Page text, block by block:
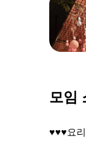
모임
♥️♥️♥️요리